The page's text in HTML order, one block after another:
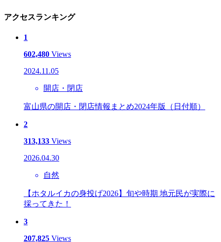
アクセスランキング
1
602,480 Views
2024.11.05
開店・閉店
富山県の開店・閉店情報まとめ2024年版（日付順）
2
313,133 Views
2026.04.30
自然
【ホタルイカの身投げ2026】旬や時期 地元民が実際に
採ってきた！
3
207,825 Views